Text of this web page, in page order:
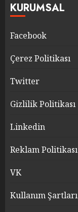
KURUMSAL
Facebook
Çerez Politikası
Twitter
Gizlilik Politikası
Linkedin
Reklam Politikası
VK
Kullanım Şartları